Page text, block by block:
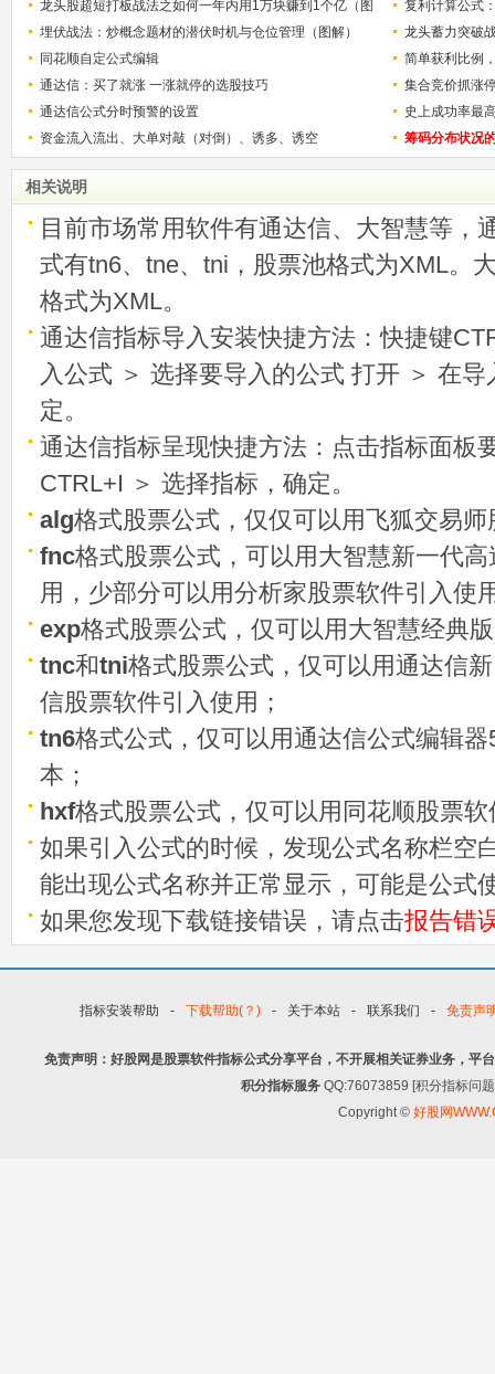
龙头股超短打板战法之如何一年内用1万块赚到1个亿（图
解）
复利计算公式
少？
埋伏战法：炒概念题材的潜伏时机与仓位管理（图解）
龙头蓄力突破
的技巧（图解
同花顺自定公式编辑
简单获利比例
用
通达信：买了就涨 一涨就停的选股技巧
集合竞价抓涨
通达信公式分时预警的设置
史上成功率最
称选股法宝！
资金流入流出、大单对敲（对倒）、诱多、诱空 筹码分布状况
相关说明
目前市场常用软件有通达信、大智慧等，
式有tn6、tne、tni，股票池格式为XML。
格式为XML。
通达信指标导入安装快捷方法：快捷键
入公式 ＞ 选择要导入的公式 打开 ＞ 在
定。
通达信指标呈现快捷方法：点击指标面板
CTRL+I ＞ 选择指标，确定。
alg格式股票公式，仅仅可以用飞狐交易
fnc格式股票公式，可以用大智慧新一代
用，少部分可以用分析家股票软件引入使
exp格式股票公式，仅可以用大智慧经典
tnc和tni格式股票公式，仅可以用通达信
信股票软件引入使用；
tn6格式公式，仅可以用通达信公式编辑
本；
hxf格式股票公式，仅可以用同花顺股票
如果引入公式的时候，发现公式名称栏空
能出现公式名称并正常显示，可能是公式
如果您发现下载链接错误，请点击报告错
指标安装帮助 - 下载帮助(？) - 关于本站 - 联系我们 - 免责声
免责声明：好股网是股票软件指标公式分享平台，不开展相关证券业务，平
积分指标服务 QQ:76073859 [积分指标问
Copyright © 好股网